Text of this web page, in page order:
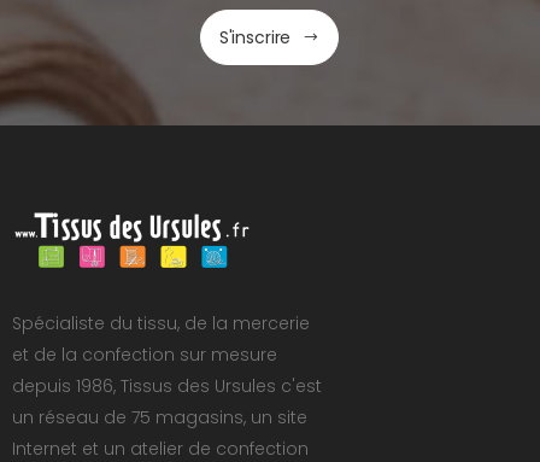
S'inscrire
Spécialiste du tissu, de la mercerie
et de la confection sur mesure
depuis 1986, Tissus des Ursules c'est
un réseau de 75 magasins, un site
Internet et un atelier de confection